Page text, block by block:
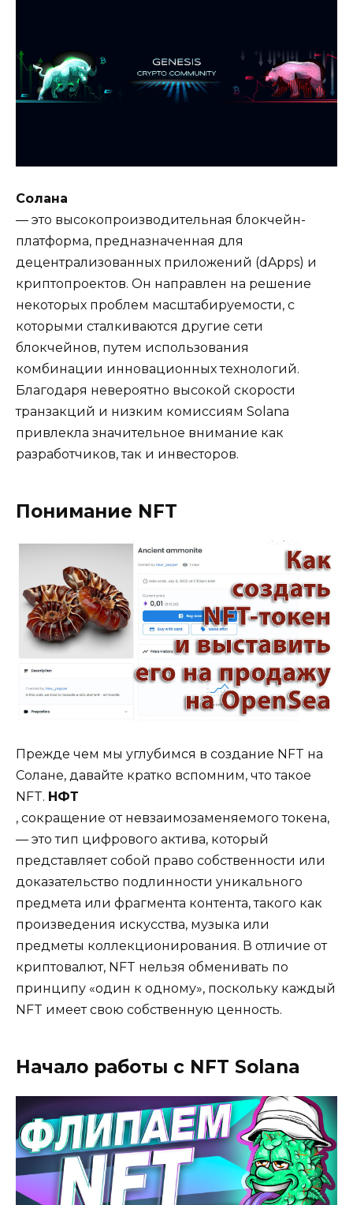
Солана
— это высокопроизводительная блокчейн-
платформа, предназначенная для
децентрализованных приложений (dApps) и
криптопроектов. Он направлен на решение
некоторых проблем масштабируемости, с
которыми сталкиваются другие сети
блокчейнов, путем использования
комбинации инновационных технологий.
Благодаря невероятно высокой скорости
транзакций и низким комиссиям Solana
привлекла значительное внимание как
разработчиков, так и инвесторов.
Понимание NFT
Прежде чем мы углубимся в создание NFT на
Солане, давайте кратко вспомним, что такое
NFT. НФТ
, сокращение от невзаимозаменяемого токена,
— это тип цифрового актива, который
представляет собой право собственности или
доказательство подлинности уникального
предмета или фрагмента контента, такого как
произведения искусства, музыка или
предметы коллекционирования. В отличие от
криптовалют, NFT нельзя обменивать по
принципу «один к одному», поскольку каждый
NFT имеет свою собственную ценность.
Начало работы с NFT Solana